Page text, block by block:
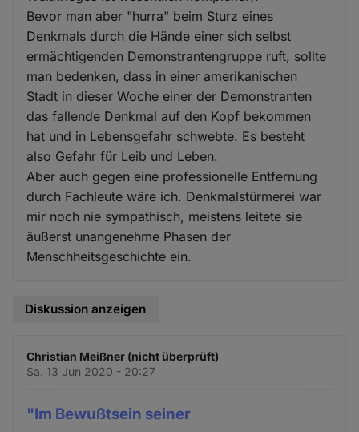
Bevor man aber "hurra" beim Sturz eines
Denkmals durch die Hände einer sich selbst
ermächtigenden Demonstrantengruppe ruft, sollte
man bedenken, dass in einer amerikanischen
Stadt in dieser Woche einer der Demonstranten
das fallende Denkmal auf den Kopf bekommen
hat und in Lebensgefahr schwebte. Es besteht
also Gefahr für Leib und Leben.
Aber auch gegen eine professionelle Entfernung
durch Fachleute wäre ich. Denkmalstürmerei war
mir noch nie sympathisch, meistens leitete sie
äußerst unangenehme Phasen der
Menschheitsgeschichte ein.
Diskussion anzeigen
Christian Meißner (nicht überprüft)
Sa. 13 Jun 2020 - 20:27
"Im Bewußtsein seiner